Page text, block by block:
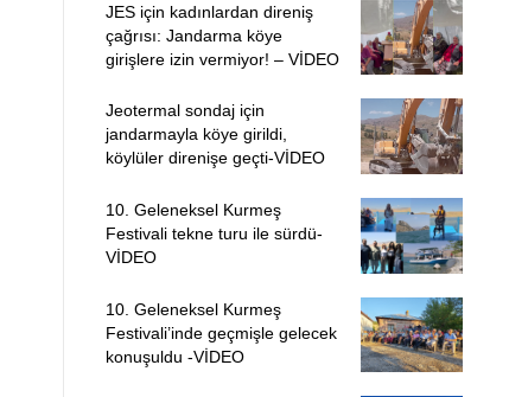
JES için kadınlardan direniş
çağrısı: Jandarma köye
girişlere izin vermiyor! – VİDEO
Jeotermal sondaj için
jandarmayla köye girildi,
köylüler direnişe geçti-VİDEO
10. Geleneksel Kurmeş
Festivali tekne turu ile sürdü-
VİDEO
10. Geleneksel Kurmeş
Festivali’inde geçmişle gelecek
konuşuldu -VİDEO